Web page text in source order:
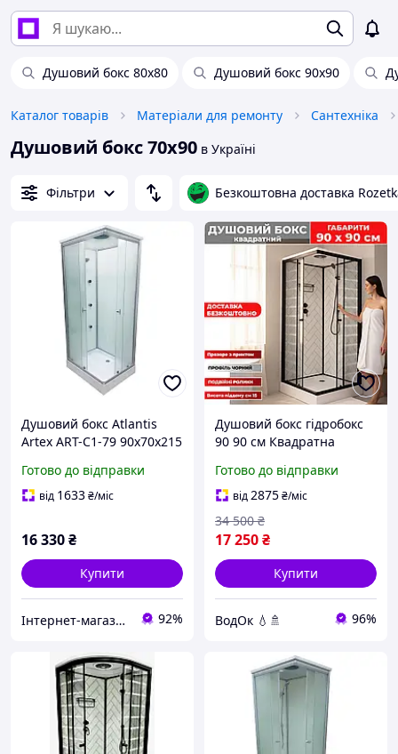
Душовий бокс 80х80 Душовий бокс 90х90
Каталог товарів Матеріали для ремонту Сантехніка
Душовий бокс 70х90 в Україні
Фільтри Безкоштовна доставка
Душовий бокс Atlantis
Artex ART-C1-79 90х70х215
Готово до відправки
від 1633₴/міс
16 330₴
Купити
Інтернет-магазин дверей, сантехніки та меблів «Хутко» 92%
Душовий бокс гідробокс
90 90 см Квадратна
душові бокси 90х90 Італія
Готово до відправки
від2875₴/міс
17 250₴
34 500 ₴
Купити
ВодОк 💧🚿 96%